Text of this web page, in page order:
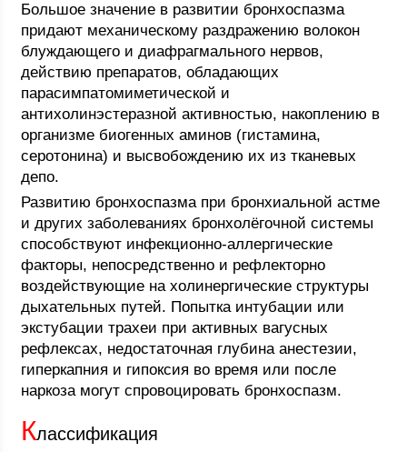
Большое значение в развитии бронхоспазма
придают механическому раздражению волокон
блуждающего и диафрагмального нервов,
действию препаратов, обладающих
парасимпатомиметической и
антихолинэстеразной активностью, накоплению в
организме биогенных аминов (гистамина,
серотонина) и высвобождению их из тканевых
депо.
Развитию бронхоспазма при бронхиальной астме
и других заболеваниях бронхолёгочной системы
способствуют инфекционно-аллергические
факторы, непосредственно и рефлекторно
воздействующие на холинергические структуры
дыхательных путей. Попытка интубации или
экстубации трахеи при активных вагусных
рефлексах, недостаточная глубина анестезии,
гиперкапния и гипоксия во время или после
наркоза могут спровоцировать бронхоспазм.
Классификация